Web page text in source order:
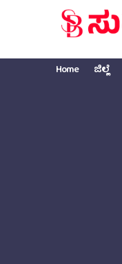
Home ಜಿಲ್ಲೆ